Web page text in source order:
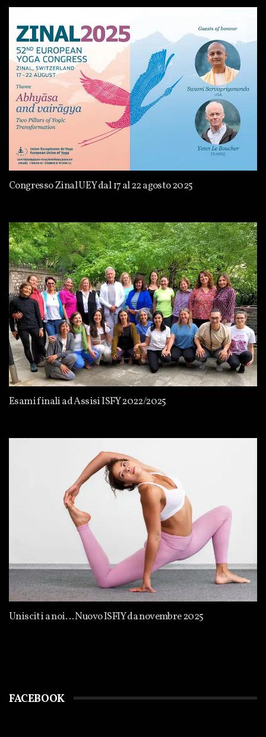
Congresso Zinal UEY dal 17 al 22 agosto 2025
Esami finali ad Assisi ISFY 2022/2025
Unisciti a noi… Nuovo ISFIY da novembre 2025
FACEBOOK